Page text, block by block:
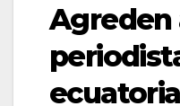
Agreden